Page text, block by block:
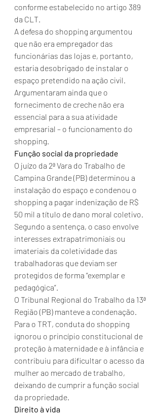
conforme estabelecido no artigo 389
da CLT.
A defesa do shopping argumentou
que não era empregador das
funcionárias das lojas e, portanto,
estaria desobrigado de instalar o
espaço pretendido na ação civil.
Argumentaram ainda que o
fornecimento de creche não era
essencial para a sua atividade
empresarial – o funcionamento do
shopping.
Função social da propriedade
O juízo da 2ª Vara do Trabalho de
Campina Grande (PB) determinou a
instalação do espaço e condenou o
shopping a pagar indenização de R$
50 mil a título de dano moral coletivo.
Segundo a sentença, o caso envolve
interesses extrapatrimoniais ou
imateriais da coletividade das
trabalhadoras que deviam ser
protegidos de forma “exemplar e
pedagógica”.
O Tribunal Regional do Trabalho da 13ª
Região (PB) manteve a condenação.
Para o TRT, conduta do shopping
ignorou o princípio constitucional de
proteção à maternidade e à infância e
contribuiu para dificultar o acesso da
mulher ao mercado de trabalho,
deixando de cumprir a função social
da propriedade.
Direito à vida